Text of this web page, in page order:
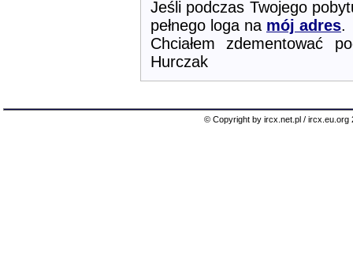
Jeśli podczas Twojego
pełnego loga na mój adres.
Chciałem zdementować
Hurczak
© Copyright by ircx.net.pl / ircx.eu.org